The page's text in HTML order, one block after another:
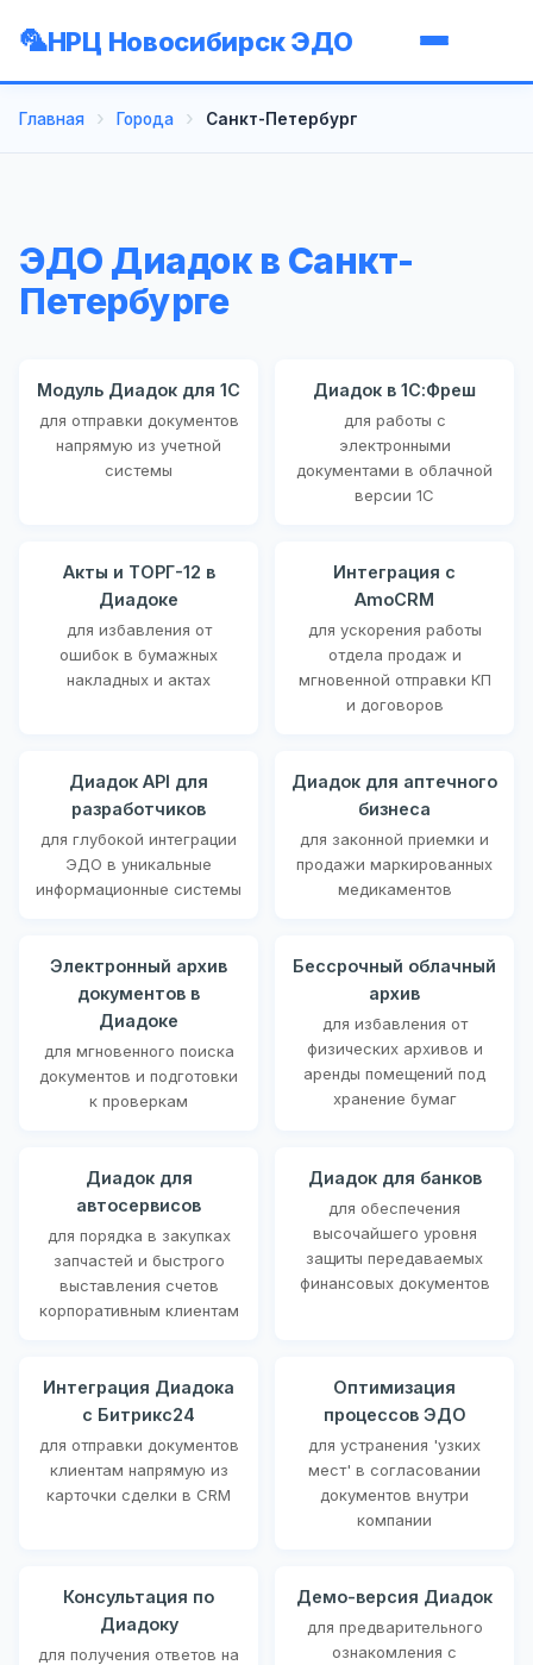
НРЦ Новосибирск ЭДО
Главная Города Санкт-Петербург
ЭДО Диадок в Санкт-
Петербурге
Модуль Диадок для 1С
для отправки документов
напрямую из учетной
системы
Диадок в 1С:Фреш
для работы с
электронными
документами в облачной
версии 1С
Акты и ТОРГ-12 в
Диадоке
для избавления от
ошибок в бумажных
накладных и актах
Интеграция с
AmoCRM
для ускорения работы
отдела продаж и
мгновенной отправки КП
и договоров
Диадок API для
разработчиков
для глубокой интеграции
ЭДО в уникальные
информационные системы
Диадок для аптечного
бизнеса
для законной приемки и
продажи маркированных
медикаментов
Электронный архив
документов в
Диадоке
для мгновенного поиска
документов и подготовки
к проверкам
Бессрочный облачный
архив
для избавления от
физических архивов и
аренды помещений под
хранение бумаг
Диадок для
автосервисов
для порядка в закупках
запчастей и быстрого
выставления счетов
корпоративным клиентам
Диадок для банков
для обеспечения
высочайшего уровня
защиты передаваемых
финансовых документов
Интеграция Диадока
с Битрикс24
для отправки документов
клиентам напрямую из
карточки сделки в CRM
Оптимизация
процессов ЭДО
для устранения 'узких
мест' в согласовании
документов внутри
компании
Консультация по
Диадоку
для получения ответов на
Демо-версия Диадок
для предварительного
ознакомления с